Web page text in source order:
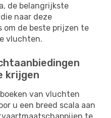
de belangrijkste
naar deze
om de beste prijzen te
vluchten.
krijgen
van vluchten
u een breed scala aan